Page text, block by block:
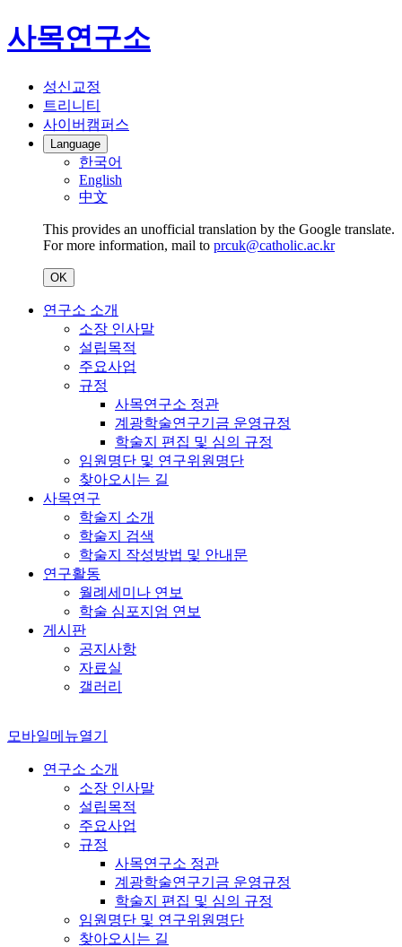
사목연구소
성신교정
트리니티
사이버캠퍼스
Language
한국어
English
中文
This provides an unofficial translation by the Google translate.
For more information, mail to prcuk@catholic.ac.kr
OK
연구소 소개
소장 인사말
설립목적
주요사업
규정
사목연구소 정관
계광학술연구기금 운영규정
학술지 편집 및 심의 규정
임원명단 및 연구위원명단
찾아오시는 길
사목연구
학술지 소개
학술지 검색
학술지 작성방법 및 안내문
연구활동
월례세미나 연보
학술 심포지엄 연보
게시판
공지사항
자료실
갤러리
모바일메뉴열기
연구소 소개
소장 인사말
설립목적
주요사업
규정
사목연구소 정관
계광학술연구기금 운영규정
학술지 편집 및 심의 규정
임원명단 및 연구위원명단
찾아오시는 길